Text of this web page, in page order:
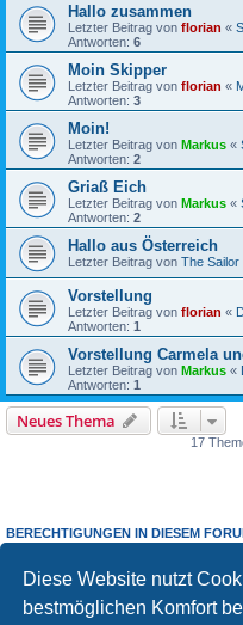
Diese Website nutzt
bestmöglichen Komfort
Hallo zusammen
Letzter Beitrag von florian «
Antworten: 6
Moin Skipper
Letzter Beitrag von florian «
Antworten: 3
Moin!
Letzter Beitrag von Markus «
Antworten: 2
Griaß Eich
Letzter Beitrag von Markus «
Antworten: 2
Hallo aus Österreich
Letzter Beitrag von The Sailor
Vorstellung
Letzter Beitrag von florian «
Antworten: 1
Vorstellung Carmela
Letzter Beitrag von Markus «
Antworten: 1
Neues Thema
17
BERECHTIGUNGEN IN DIESEM
Du darfst keineAntworten zu Themen in
Du darfst deine Beiträge in diesem
Du darfst deine Beiträge in diesem